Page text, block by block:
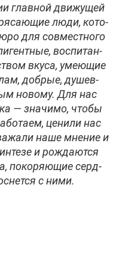
глав­ной дви­жу­щей
лю­ди, ко­то­
для сов­мест­но­го
вос­пи­тан­
вку­са, уме­ю­щие
доб­рые, ду­шев­
но­во­му. Для нас
— зна­чи­мо, что­бы
це­ни­ли нас
на­ше мне­ние и
и рож­да­ют­ся
по­ко­ря­ю­щие серд­
с ни­ми.